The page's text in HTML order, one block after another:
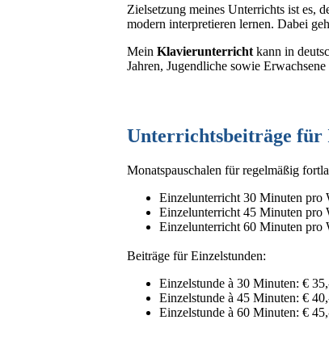
Zielsetzung meines Unterrichts ist es,
modern interpretieren lernen. Dabei
Mein Klavierunterricht kann in
Jahren, Jugendliche sowie
Unterrichtsbeiträge für
Monatspauschalen für regelmäßig
Einzelunterricht 30 Minuten pro
Einzelunterricht 45 Minuten pro
Einzelunterricht 60 Minuten pro
Beiträge für Einzelstunden:
Einzelstunde à 30 Minuten: €
Einzelstunde à 45 Minuten: €
Einzelstunde à 60 Minuten: €